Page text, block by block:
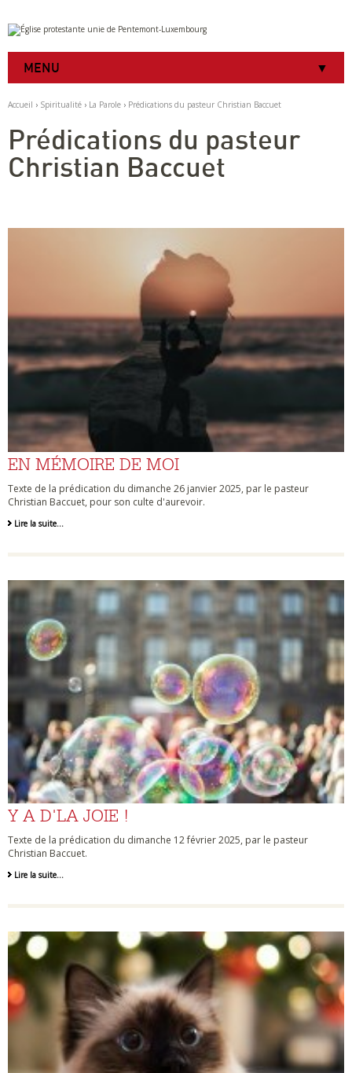
Aller
au
contenu.
à
navigation
Outils
personnels
MENU
Accueil › Spiritualité › La Parole › Prédications du pasteur Christian Baccuet
Prédications du pasteur
Christian Baccuet
EN MÉMOIRE DE MOI
Texte de la prédication du dimanche 26 janvier 2025, par le pasteur
Christian Baccuet, pour son culte d'aurevoir.
Lire la suite…
Y A D'LA JOIE !
Texte de la prédication du dimanche 12 février 2025, par le pasteur
Christian Baccuet.
Lire la suite…